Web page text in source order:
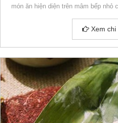
món ăn hiện diện trên mâm bếp nhỏ
an ủi xuất phát từ tận đấy lòng của
đình muốn dành
Xem chi